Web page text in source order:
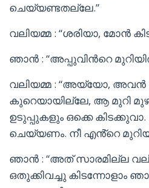
ചെയ്യണ്ടതല്ലേ.”
വലിയമ്മ : “ശരിയാ, മോൻ
ഞാൻ : “അപ്പുവിൻറെ
വലിയമ്മ : “അയ്യോ, അവൻ
കുറെയായില്ലേ, ആ മുറി
ഉടുപ്പുകളും ഒക്കെ
ചെയ്യണം. നീ എൻ്റെ
ഞാൻ : “അത് സാരമില്ല
ഒതുക്കിവച്ചു കിടന്നോളാം